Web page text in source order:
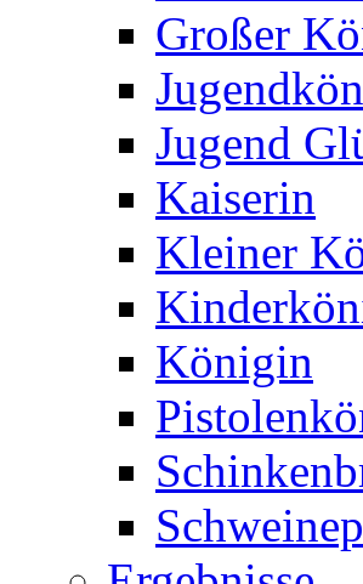
Großer
Jugend
Kaiserin
Kleiner
Königin